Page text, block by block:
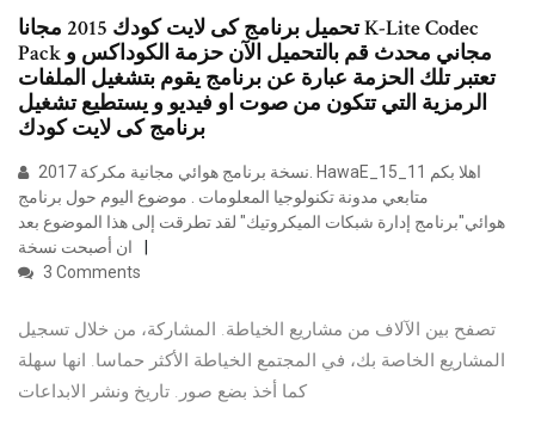
تحميل برنامج كى لايت كودك 2015 مجانا K-Lite Codec
Pack مجاني محدث قم بالتحميل الآن حزمة الكوداكس و
تعتبر تلك الحزمة عبارة عن برنامج يقوم بتشغيل الملفات
الرمزية التي تتكون من صوت او فيديو و يستطيع تشغيل
برنامج كى لايت كودك
متابعي مدونة تكنولوجيا المعلومات . موضوع اليوم حول برنامج
هوائي"برنامج إدارة شبكات الميكروتيك" لقد تطرقت إلى هذا الموضوع بعد
ان أصبحت نسخة
3 Comments
تصفح بين الآلاف من مشاريع الخياطة. المشاركة، من خلال تسجيل
المشاريع الخاصة بك، في المجتمع الخياطة الأكثر حماسا. انها سهلة